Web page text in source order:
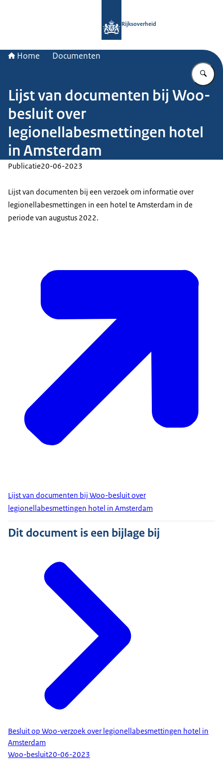
Rijksoverheid
Home Documenten
Lijst van documenten bij Woo-
besluit over
legionellabesmettingen hotel
in Amsterdam
Publicatie20-06-2023
Lijst van documenten bij een verzoek om informatie over
legionellabesmettingen in een hotel te Amsterdam in de
periode van augustus 2022.
Lijst van documenten bij Woo-besluit over
legionellabesmettingen hotel in Amsterdam
Dit document is een bijlage bij
Besluit op Woo-verzoek over legionellabesmettingen hotel in
Amsterdam
Woo-besluit20-06-2023